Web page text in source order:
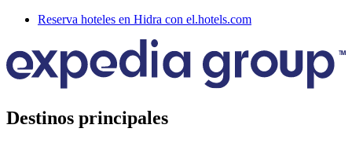
Reserva hoteles en Hidra con el.hotels.com
Destinos principales